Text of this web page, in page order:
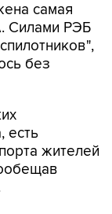
самая
Силами РЭБ
без
есть
жителей